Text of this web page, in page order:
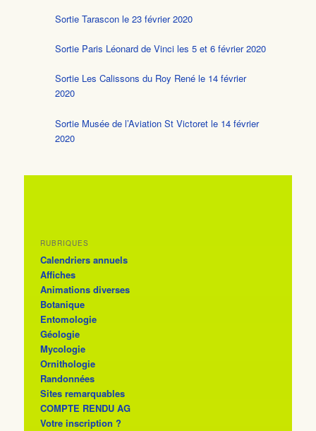
Sortie Tarascon le 23 février 2020
Sortie Paris Léonard de Vinci les 5 et 6 février 2020
Sortie Les Calissons du Roy René le 14 février
2020
Sortie Musée de l’Aviation St Victoret le 14 février
2020
RUBRIQUES
Calendriers annuels
Affiches
Animations diverses
Botanique
Entomologie
Géologie
Mycologie
Ornithologie
Randonnées
Sites remarquables
COMPTE RENDU AG
Votre inscription ?